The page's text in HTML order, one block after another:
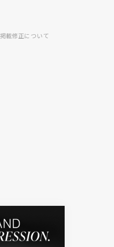
載修正について